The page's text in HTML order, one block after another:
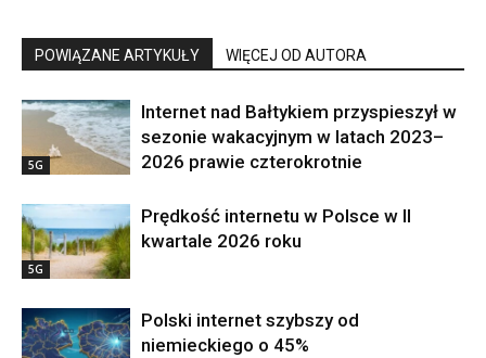
POWIĄZANE ARTYKUŁY WIĘCEJ OD AUTORA
5G
Internet nad Bałtykiem przyspieszył w
sezonie wakacyjnym w latach 2023–
2026 prawie czterokrotnie
5G
Prędkość internetu w Polsce w II
kwartale 2026 roku
Polski internet szybszy od
niemieckiego o 45%